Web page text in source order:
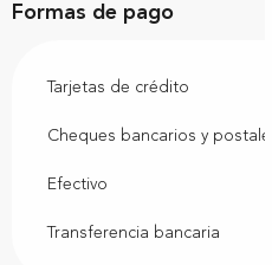
Formas de pago
Tarjetas de crédito
Cheques bancarios y postales
Efectivo
Transferencia bancaria